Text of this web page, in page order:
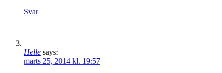
Svar
Helle says:
marts 25, 2014 kl. 19:57